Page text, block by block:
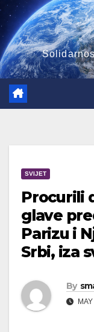
Skip
to
content
SVIJET
Procurili
glave
Parizu i
Srbi, iza
By